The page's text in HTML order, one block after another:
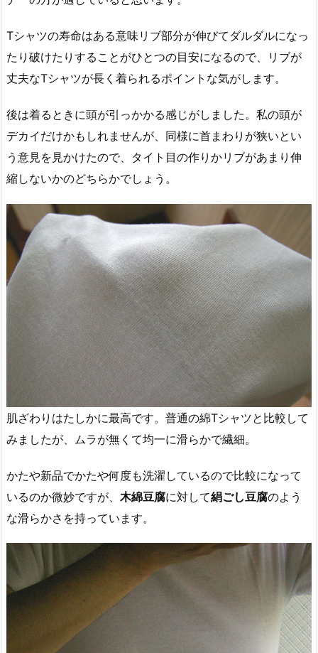
Tシャツの寿命はある意味リブ部分が伸びてダルダルになっ
たり破けたりすることがひとつの目安になるので、リブが
丈夫なTシャツが長く着られるポイントな気がします。
後は着るときに頭が引っかかる感じがしました。私の頭が
デカイだけかもしれませんが、同様に首まわりが狭いとい
う意見を見かけたので、タイト目の作りかリブがあまり伸
縮しないかのどちらかでしょう。
肌ざわりはたしかに最高です。普通の綿Tシャツと比較して
みましたが、ムラが無くて均一に滑らかで繊細。
かたや新品でかたや何度も洗濯しているので比較になって
いるのか微妙ですが、 木綿豆腐に対して絹ごし豆腐のよう
な滑らかさを持っています。